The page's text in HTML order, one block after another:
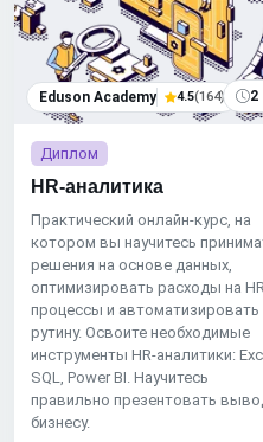
Eduson Academy 4.5(164) 2
Диплом
HR-аналитика
Практический онлайн-курс, на
котором вы научитесь
решения на основе данных,
оптимизировать расходы на
процессы и автоматизировать
рутину. Освоите необходимые
инструменты HR-аналитики:
SQL, Power BI. Научитесь
правильно презентовать
бизнесу.